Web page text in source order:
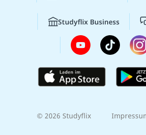
Studyflix Business
© 2026 Studyflix